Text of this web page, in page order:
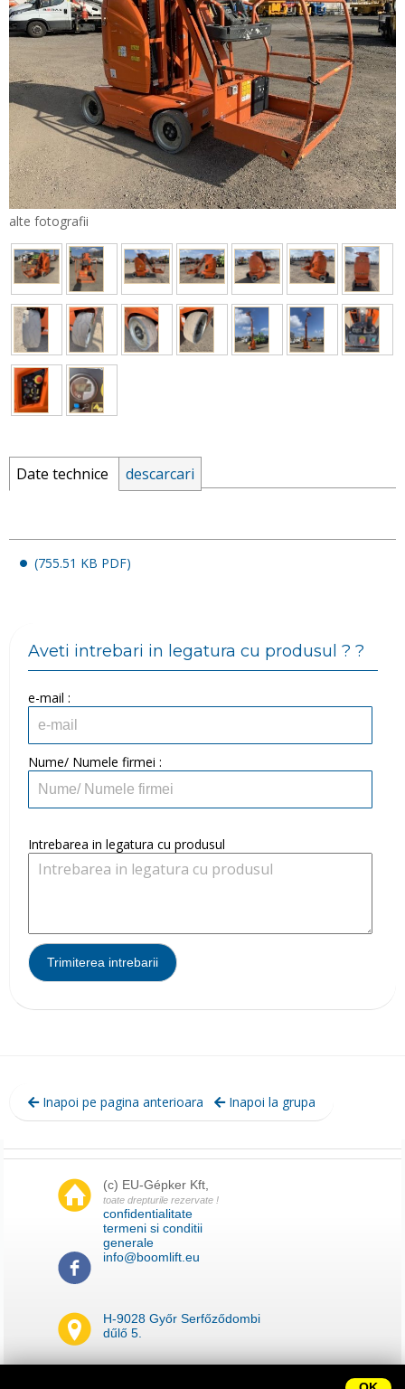
alte fotografii
Date technice descarcari
(755.51 KB PDF)
Aveti intrebari in legatura cu produsul ? ?
e-mail :
Nume/ Numele firmei :
Intrebarea in legatura cu produsul
Inapoi pe pagina anterioara Inapoi la grupa
(c) EU-Gépker Kft,
toate drepturile rezervate !
confidentialitate
termeni si conditii
generale
info@boomlift.eu
H-9028 Győr Serfőződombi
dűlő 5.
e-mail :
Parola :
Parola noua